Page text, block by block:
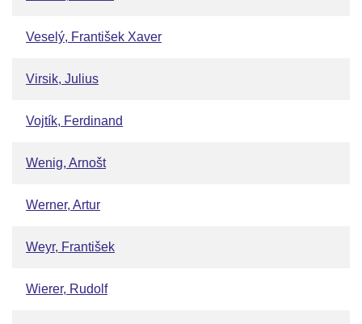
Veselý, František Xaver
Virsik, Julius
Vojtík, Ferdinand
Wenig, Arnošt
Werner, Artur
Weyr, František
Wierer, Rudolf